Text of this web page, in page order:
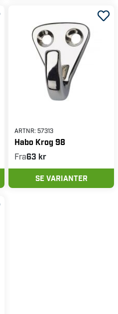
ARTNR: 57313
Habo Krog 98
Fra63 kr
SE VARIANTER